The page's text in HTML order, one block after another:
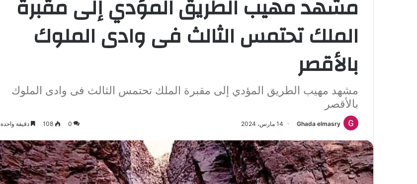
مشهد مهيب الطريق المؤدي إلى مقبرة
الملك تحتمس الثالث فى وادى الملوك
بالأقصر
مشهد مهيب الطريق المؤدي إلى مقبرة الملك تحتمس الثالث فى وادى الملوك
بالأقصر
Ghada elmasry 14 مارس، 2024 0
108 دقيقة واحدة